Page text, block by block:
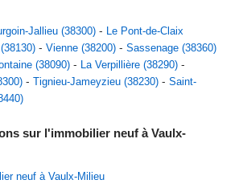
Jallieu (38300)
Le Pont-de-Claix
Vienne (38200)
Sassenage (38360)
(38090)
La Verpillière (38290)
Tignieu-Jameyzieu (38230)
Saint-
sur l'immobilier neuf à Vaulx-
neuf à Vaulx-Milieu